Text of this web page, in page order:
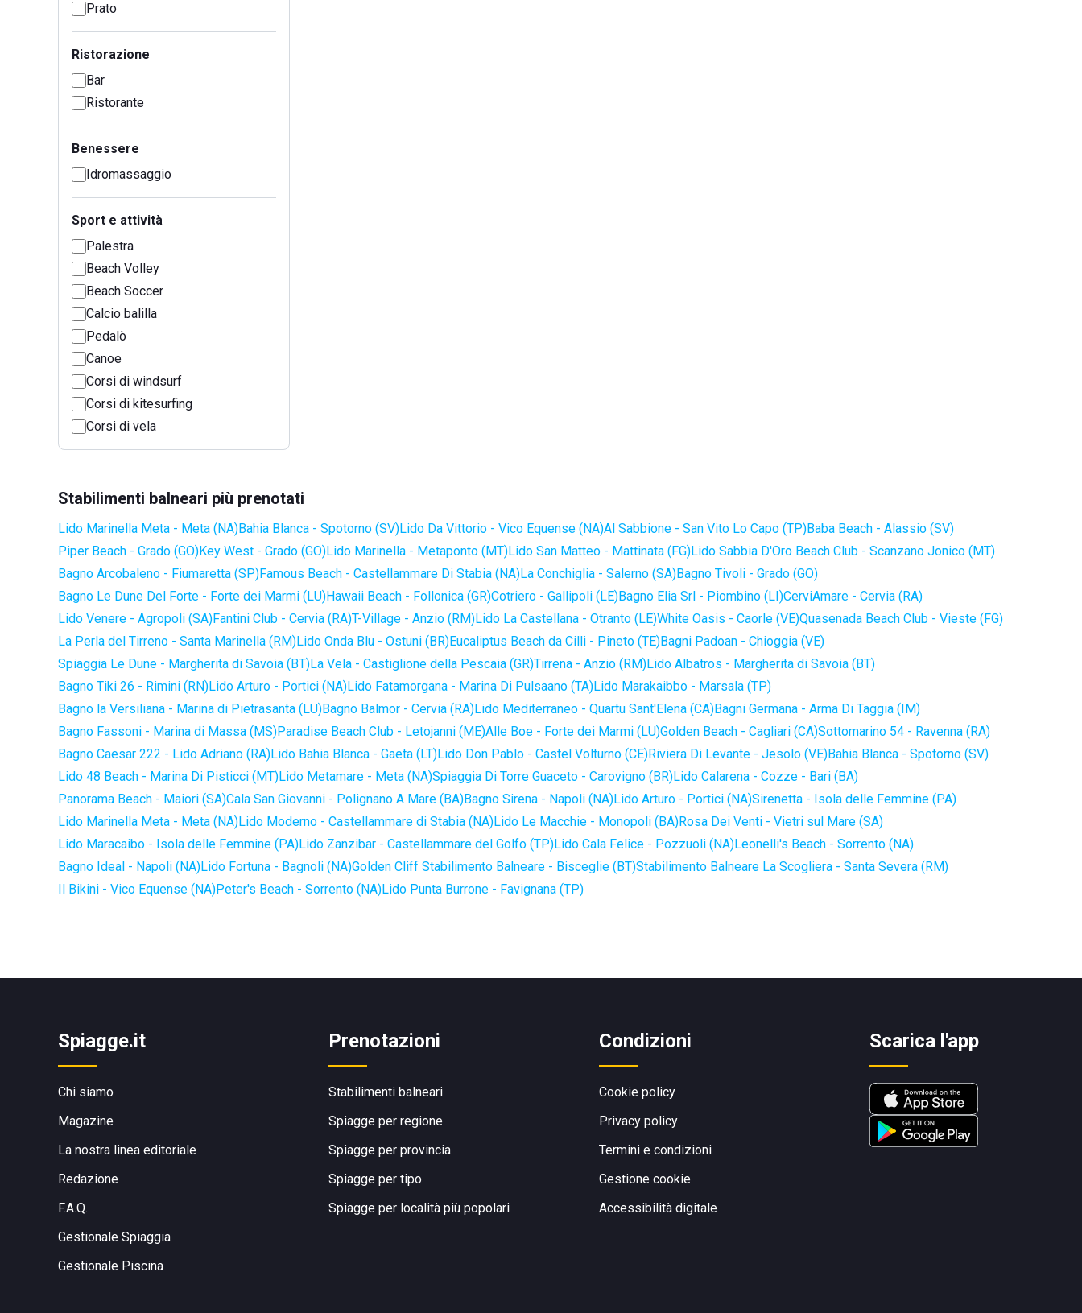
Prato
Ristorazione
Bar
Ristorante
Benessere
Idromassaggio
Sport e attività
Palestra
Beach Volley
Beach Soccer
Calcio balilla
Pedalò
Canoe
Corsi di windsurf
Corsi di kitesurfing
Corsi di vela
Stabilimenti balneari più prenotati
Lido Marinella Meta - Meta (NA)Bahia Blanca - Spotorno (SV)Lido Da Vittorio - Vico Equense (NA)Al Sabbione - San Vito Lo Capo (TP)Baba Beach - Alassio (SV)
Piper Beach - Grado (GO)Key West - Grado (GO)Lido Marinella - Metaponto (MT)Lido San Matteo - Mattinata (FG)Lido Sabbia D'Oro Beach Club - Scanzano Jonico (MT)
Bagno Arcobaleno - Fiumaretta (SP)Famous Beach - Castellammare Di Stabia (NA)La Conchiglia - Salerno (SA)Bagno Tivoli - Grado (GO)
Bagno Le Dune Del Forte - Forte dei Marmi (LU)Hawaii Beach - Follonica (GR)Cotriero - Gallipoli (LE)Bagno Elia Srl - Piombino (LI)CerviAmare - Cervia (RA)
Lido Venere - Agropoli (SA)Fantini Club - Cervia (RA)T-Village - Anzio (RM)Lido La Castellana - Otranto (LE)White Oasis - Caorle (VE)Quasenada Beach Club - Vieste (FG)
La Perla del Tirreno - Santa Marinella (RM)Lido Onda Blu - Ostuni (BR)Eucaliptus Beach da Cilli - Pineto (TE)Bagni Padoan - Chioggia (VE)
Spiaggia Le Dune - Margherita di Savoia (BT)La Vela - Castiglione della Pescaia (GR)Tirrena - Anzio (RM)Lido Albatros - Margherita di Savoia (BT)
Bagno Tiki 26 - Rimini (RN)Lido Arturo - Portici (NA)Lido Fatamorgana - Marina Di Pulsaano (TA)Lido Marakaibbo - Marsala (TP)
Bagno la Versiliana - Marina di Pietrasanta (LU)Bagno Balmor - Cervia (RA)Lido Mediterraneo - Quartu Sant'Elena (CA)Bagni Germana - Arma Di Taggia (IM)
Bagno Fassoni - Marina di Massa (MS)Paradise Beach Club - Letojanni (ME)Alle Boe - Forte dei Marmi (LU)Golden Beach - Cagliari (CA)Sottomarino 54 - Ravenna (RA)
Bagno Caesar 222 - Lido Adriano (RA)Lido Bahia Blanca - Gaeta (LT)Lido Don Pablo - Castel Volturno (CE)Riviera Di Levante - Jesolo (VE)Bahia Blanca - Spotorno (SV)
Lido 48 Beach - Marina Di Pisticci (MT)Lido Metamare - Meta (NA)Spiaggia Di Torre Guaceto - Carovigno (BR)Lido Calarena - Cozze - Bari (BA)
Panorama Beach - Maiori (SA)Cala San Giovanni - Polignano A Mare (BA)Bagno Sirena - Napoli (NA)Lido Arturo - Portici (NA)Sirenetta - Isola delle Femmine (PA)
Lido Marinella Meta - Meta (NA)Lido Moderno - Castellammare di Stabia (NA)Lido Le Macchie - Monopoli (BA)Rosa Dei Venti - Vietri sul Mare (SA)
Lido Maracaibo - Isola delle Femmine (PA)Lido Zanzibar - Castellammare del Golfo (TP)Lido Cala Felice - Pozzuoli (NA)Leonelli's Beach - Sorrento (NA)
Bagno Ideal - Napoli (NA)Lido Fortuna - Bagnoli (NA)Golden Cliff Stabilimento Balneare - Bisceglie (BT)Stabilimento Balneare La Scogliera - Santa Severa (RM)
Il Bikini - Vico Equense (NA)Peter's Beach - Sorrento (NA)Lido Punta Burrone - Favignana (TP)
Spiagge.it
Chi siamo
Magazine
La nostra linea editoriale
Redazione
F.A.Q.
Gestionale Spiaggia
Gestionale Piscina
Prenotazioni
Stabilimenti balneari
Spiagge per regione
Spiagge per provincia
Spiagge per tipo
Spiagge per località più popolari
Condizioni
Cookie policy
Privacy policy
Termini e condizioni
Gestione cookie
Accessibilità digitale
Scarica l'app